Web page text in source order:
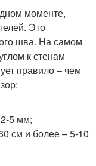
моменте,
Это
шва. На самом
к стенам
правило – чем
5 мм;
см и более – 5-10